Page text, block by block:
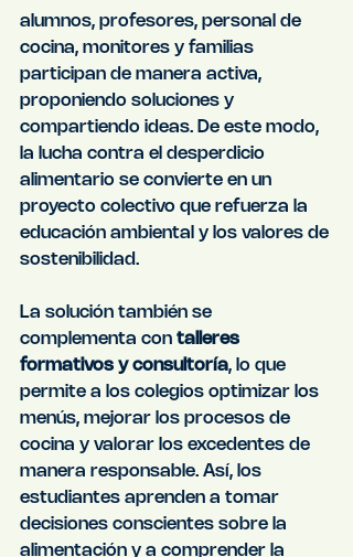
alumnos, profesores, personal de
cocina, monitores y familias
participan de manera activa,
proponiendo soluciones y
compartiendo ideas. De este modo,
la lucha contra el desperdicio
alimentario se convierte en un
proyecto colectivo que refuerza la
educación ambiental y los valores de
sostenibilidad.
La solución también se
complementa con talleres
formativos y consultoría, lo que
permite a los colegios optimizar los
menús, mejorar los procesos de
cocina y valorar los excedentes de
manera responsable. Así, los
estudiantes aprenden a tomar
decisiones conscientes sobre la
alimentación y a comprender la